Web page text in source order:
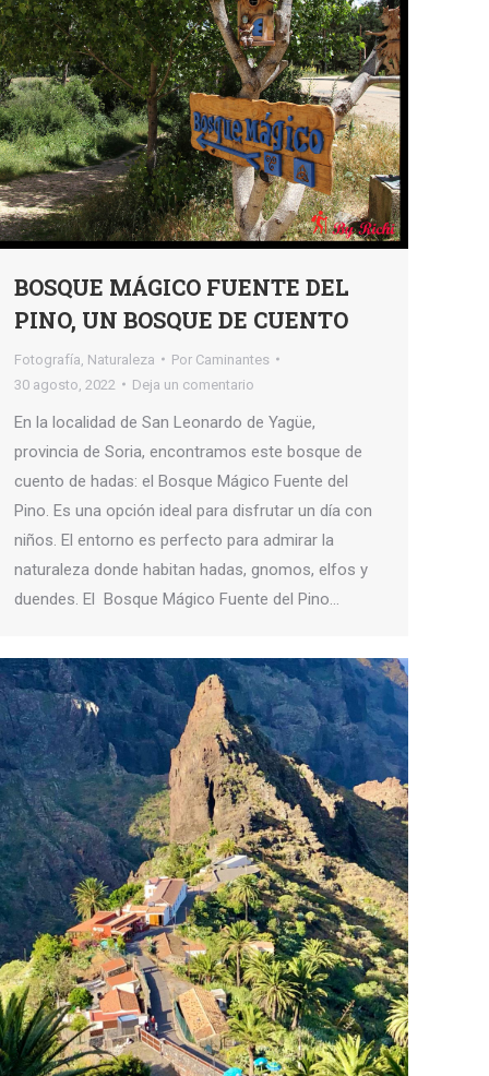
BOSQUE MÁGICO FUENTE DEL
PINO, UN BOSQUE DE CUENTO
Fotografía Naturaleza Por Caminantes
30 agosto, 2022
Deja un comentario
En la localidad de San Leonardo de Yagüe,
provincia de Soria, encontramos este bosque de
cuento de hadas: el Bosque Mágico Fuente del
Pino. Es una opción ideal para disfrutar un día con
niños. El entorno es perfecto para admirar la
naturaleza donde habitan hadas, gnomos, elfos y
duendes. El Bosque Mágico Fuente del Pino…